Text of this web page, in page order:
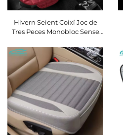
Hivern Seient Coixí Joc de
Tres Peces Monobloc Sense
Davant Antideslliscant
Disseny Quadrat Sense
Refrescament Coixí